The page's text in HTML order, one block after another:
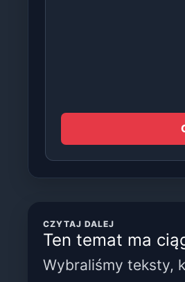
CZYTAJ DALEJ
Ten temat ma
Wybraliśmy teksty,